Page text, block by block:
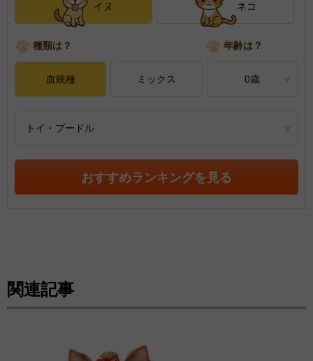
イヌ ネコ
種類は？ 年齢は？
血統種 ミックス 0歳
トイ・プードル
おすすめランキングを見る
関連記事